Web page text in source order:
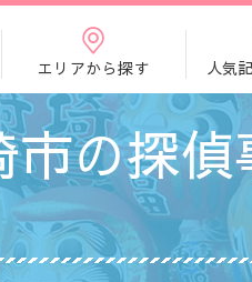
エリアから探す 人気
の探